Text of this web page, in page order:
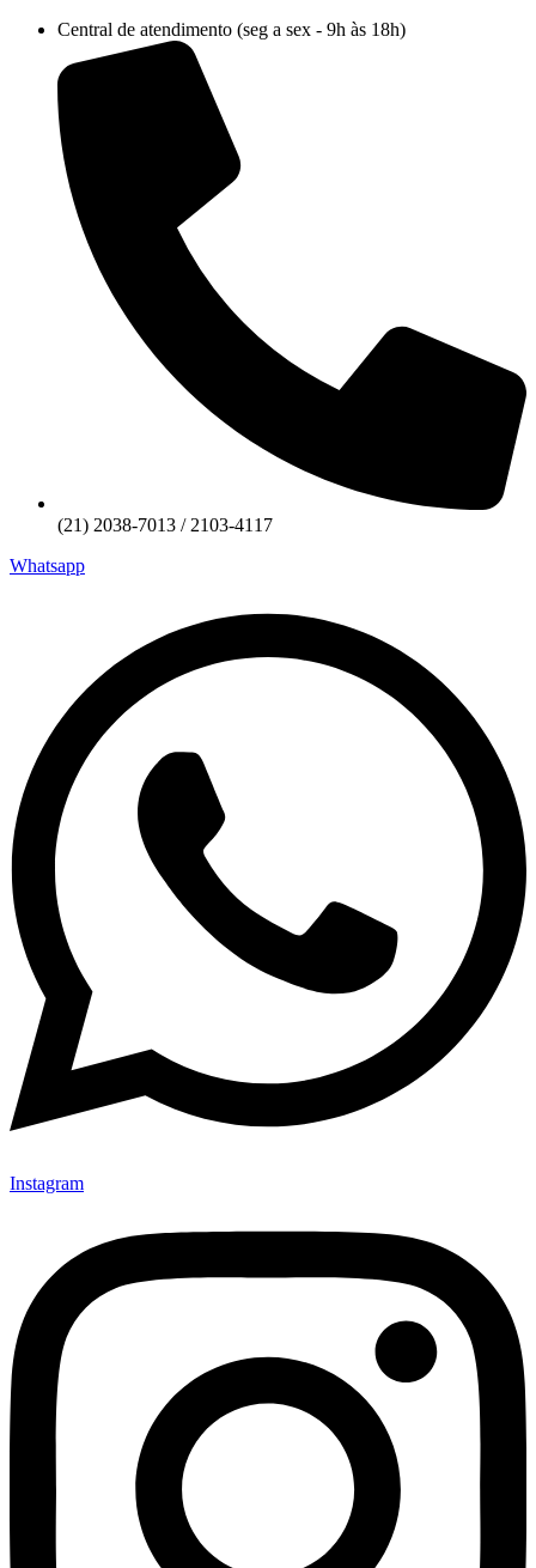
conteúdo
Central de atendimento (seg a sex - 9h às 18h)
(21) 2038-7013 / 2103-4117
Whatsapp
Instagram